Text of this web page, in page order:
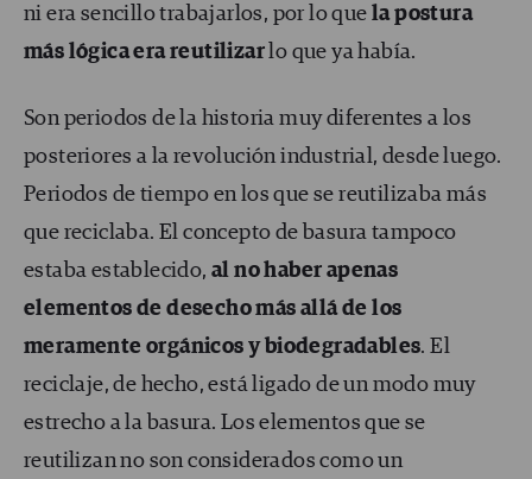
ni era sencillo trabajarlos, por lo que la postura
más lógica era reutilizarlo que ya había.
Son periodos de la historia muy diferentes a los
posteriores a la revolución industrial, desde luego.
Periodos de tiempo en los que se reutilizaba más
que reciclaba. El concepto de basura tampoco
estaba establecido, al no haber apenas
elementos de desecho más allá de los
meramente orgánicos y biodegradables. El
reciclaje, de hecho, está ligado de un modo muy
estrecho a la basura. Los elementos que se
reutilizan no son considerados como un